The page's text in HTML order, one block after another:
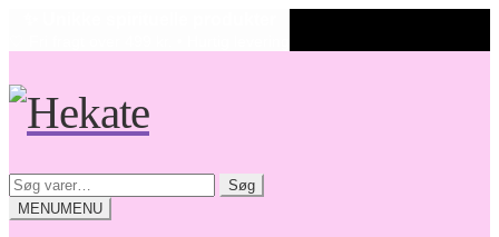
navigation
indhold
Søg
efter:
Søg
MENUMENU